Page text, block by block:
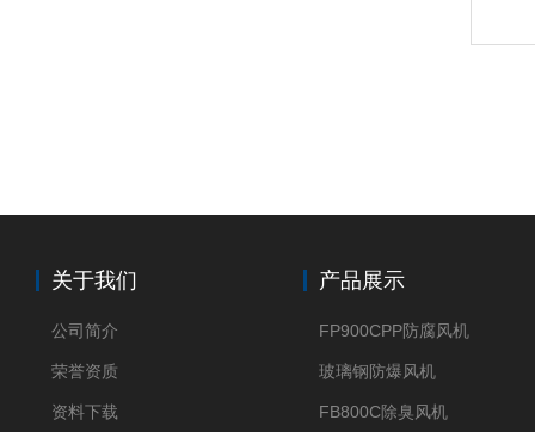
关于我们
公司简介
荣誉资质
资料下载
产品展示
FP900CPP防腐风机
玻璃钢防爆风机
FB800C除臭风机